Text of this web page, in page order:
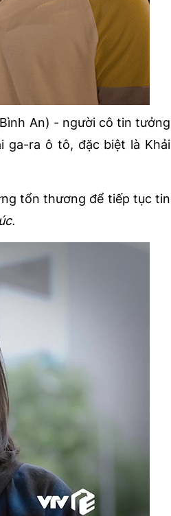
An) - người cô tin tưởng
ga-ra ô tô, đặc biệt là Khải
tổn thương để tiếp tục tin